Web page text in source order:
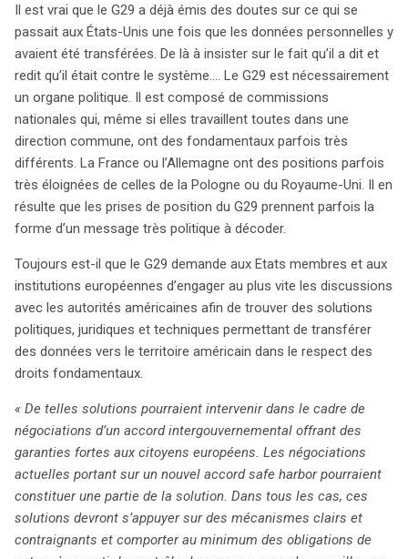
Il est vrai que le G29 a déjà émis des doutes sur ce qui se
passait aux États-Unis une fois que les données personnelles y
avaient été transférées. De là à insister sur le fait qu’il a dit et
redit qu’il était contre le système…. Le G29 est nécessairement
un organe politique. Il est composé de commissions
nationales qui, même si elles travaillent toutes dans une
direction commune, ont des fondamentaux parfois très
différents. La France ou l’Allemagne ont des positions parfois
très éloignées de celles de la Pologne ou du Royaume-Uni. Il en
résulte que les prises de position du G29 prennent parfois la
forme d’un message très politique à décoder.
Toujours est-il que le G29 demande aux Etats membres et aux
institutions européennes d’engager au plus vite les discussions
avec les autorités américaines afin de trouver des solutions
politiques, juridiques et techniques permettant de transférer
des données vers le territoire américain dans le respect des
droits fondamentaux.
« De telles solutions pourraient intervenir dans le cadre de
négociations d’un accord intergouvernemental offrant des
garanties fortes aux citoyens européens. Les négociations
actuelles portant sur un nouvel accord safe harbor pourraient
constituer une partie de la solution. Dans tous les cas, ces
solutions devront s’appuyer sur des mécanismes clairs et
contraignants et comporter au minimum des obligations de